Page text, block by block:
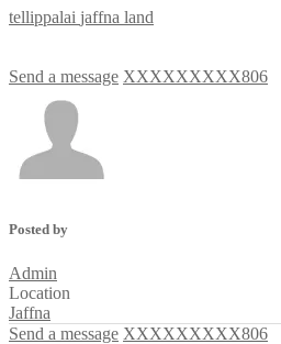
tellippalai jaffna land
Send a message XXXXXXXXX806
Posted by
Admin
Location
Jaffna
Send a message XXXXXXXXX806